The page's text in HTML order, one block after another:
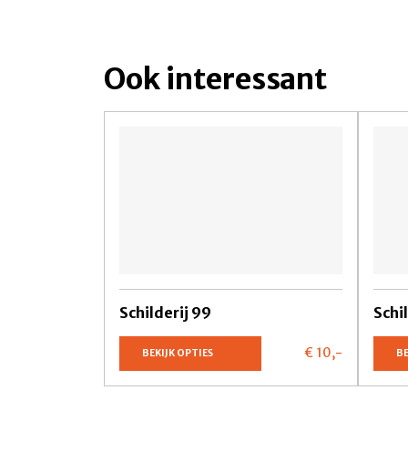
Ook interessant
Schilderij 99
BEKIJK OPTIES € 10,-